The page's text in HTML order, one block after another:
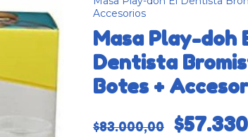
Accesorios
Masa Play-doh
Dentista
Botes +
$83.000,00